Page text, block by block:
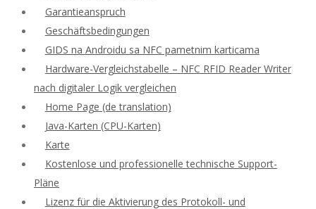
Garantieanspruch
Geschäftsbedingungen
GIDS na Androidu sa NFC pametnim karticama
Hardware-Vergleichstabelle – NFC RFID Reader Writer
nach digitaler Logik vergleichen
Home Page (de translation)
Java-Karten (CPU-Karten)
Karte
Kostenlose und professionelle technische Support-
Pläne
Lizenz für die Aktivierung des Protokoll- und